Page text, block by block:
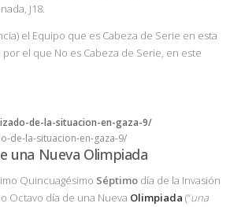
J18.
el Equipo que es Cabeza de Serie en esta
el que No es Cabeza de Serie, en este
de-la-situacion-en-gaza-9/
una Nueva Olimpiada
Quincuagésimo Séptimo día de la Invasión
Octavo día de una Nueva Olimpiada (“una